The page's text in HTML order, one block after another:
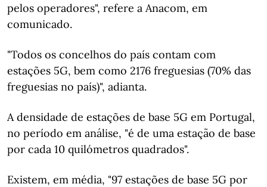
pelos operadores", refere a Anacom, em
comunicado.
"Todos os concelhos do país contam com
estações 5G, bem como 2176 freguesias (70% das
freguesias no país)", adianta.
A densidade de estações de base 5G em Portugal,
no período em análise, "é de uma estação de base
por cada 10 quilómetros quadrados".
Existem, em média, "97 estações de base 5G por